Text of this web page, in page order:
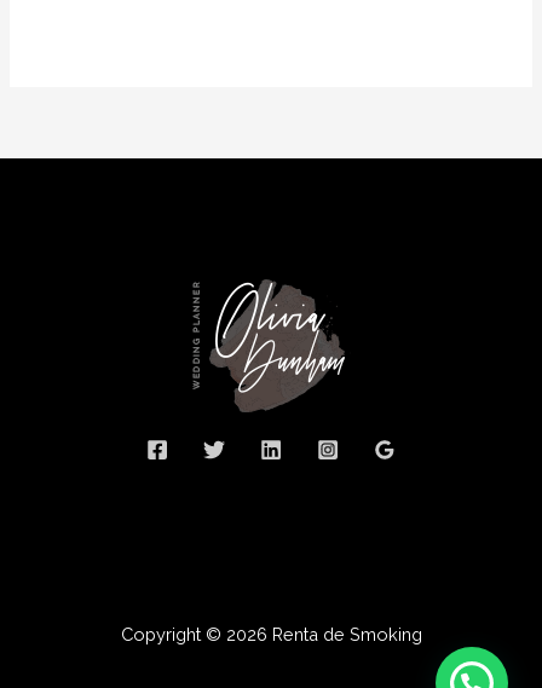
Copyright © 2026 Renta de Smoking